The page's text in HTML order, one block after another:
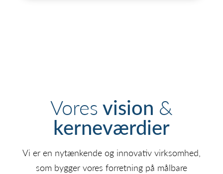
Voresvision &
kerneværdier
Vi er en nytænkende og innovativ virksomhed,
som bygger vores forretning på målbare